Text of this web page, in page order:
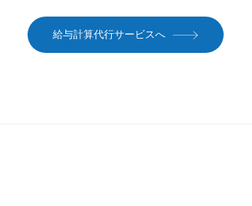
給与計算代行サービスへ